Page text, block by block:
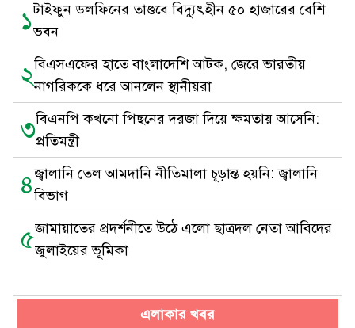
১টাইফুন ডলফিনের তাণ্ডবে বিদ্যুৎহীন ৫০ হাজারের বেশি
ভবন
২বিএসএফের হাতে বাংলাদেশি আটক, জেরে ভারতীয়
নাগরিককে ধরে আনলেন স্থানীয়রা
৩বিএনপি কখনো পিছনের দরজা দিয়ে ক্ষমতায় আসেনি:
প্রতিমন্ত্রী
৪জ্বালানি তেল আমদানি নীতিমালা চূড়ান্ত হয়নি: জ্বালানি
বিভাগ
৫জামায়াতের প্রদর্শনীতে উঠে এলো ছাত্রদল নেতা আবিদের
জুলাইয়ের ভূমিকা
এলাকার খবর